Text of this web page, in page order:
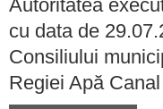
Autoritatea
cu data de
Consiliului
Regiei Apă